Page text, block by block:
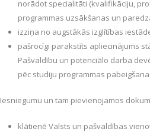
norādot specialitāti (kvalifikāciju,
programmas uzsākšanas un
izziņa no augstākās izglītības
pašrocīgi parakstīts apliecinājums
Pašvaldību un potenciālo darba
pēc studiju programmas
Iesniegumu un tam pievienojamos
klātienē Valsts un pašvaldības